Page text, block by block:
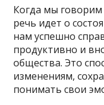
Когда мы говорим
речь идет о
нам успешно
продуктивно и
общества. Это
изменениям,
понимать свои